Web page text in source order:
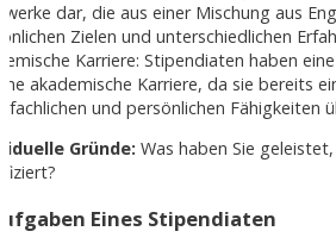
dar, die aus einer Mischung aus
Zielen und unterschiedlichen
Karriere: Stipendiaten haben
akademische Karriere, da sie bereits
fachlichen und persönlichen Fähigkeiten
Gründe: Was haben Sie
Eines Stipendiaten